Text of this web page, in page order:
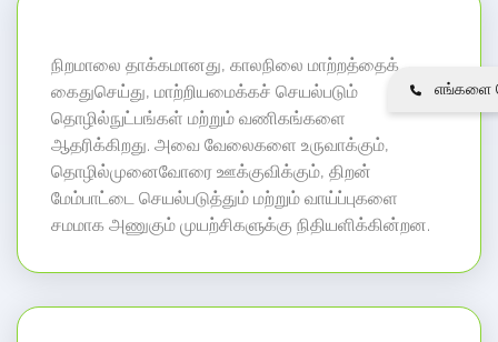
நிறமாலை தாக்கமானது, காலநிலை மாற்றத்தைக்
கைதுசெய்து, மாற்றியமைக்கச் செயல்படும்
தொழில்நுட்பங்கள் மற்றும் வணிகங்களை
ஆதரிக்கிறது. அவை வேலைகளை உருவாக்கும்,
தொழில்முனைவோரை ஊக்குவிக்கும், திறன்
மேம்பாட்டை செயல்படுத்தும் மற்றும் வாய்ப்புகளை
சமமாக அணுகும் முயற்சிகளுக்கு நிதியளிக்கின்றன.
எங்களை